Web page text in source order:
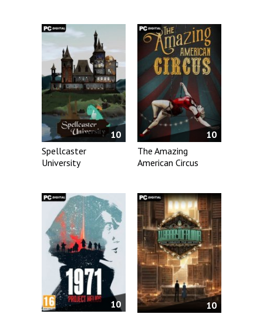
10
Spellcaster
University
10
The Amazing
American Circus
10
10